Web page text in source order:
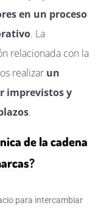
en un proceso
. La
relacionada con la
realizar un
imprevistos y
.
de la cadena
para intercambiar